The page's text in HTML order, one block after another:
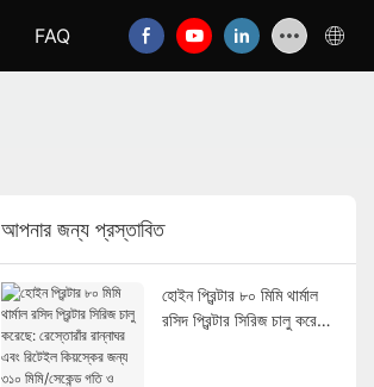
FAQ
আপনার জন্য প্রস্তাবিত
হোইন প্রিন্টার ৮০ মিমি থার্মাল
রসিদ প্রিন্টার সিরিজ চালু করেছে: